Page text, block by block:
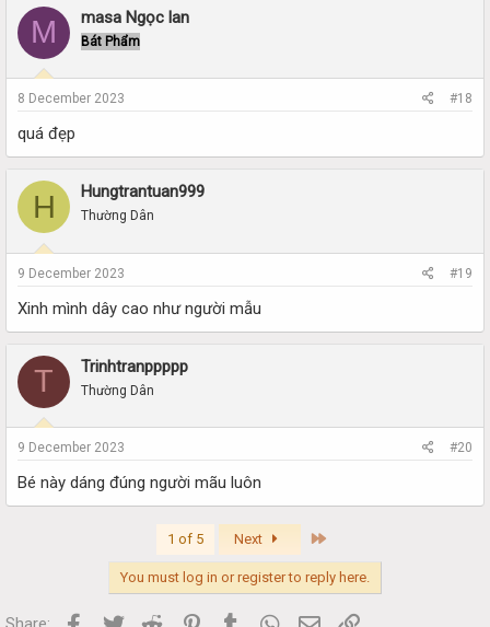
M masa Ngọc lan
Bát Phẩm
8 December 2023 #18
quá đẹp
H Hungtrantuan999
Thường Dân
9 December 2023 #19
Xinh mình dây cao như người mẫu
T Trinhtranppppp
Thường Dân
9 December 2023 #20
Bé này dáng đúng người mãu luôn
1 of 5 Next
You must log in or register to reply here.
Facebook
Twitter Reddit PinterestTumblr WhatsApp
Email